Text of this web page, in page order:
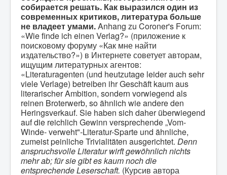
собирается решать. Как выразился один из
современных критиков, литература больше
не владеет умами.Anhang zu Coroner's Forum:
«Wie finde ich einen Verlag?» (приложение к
поисковому форуму «Как мне найти
издательство?») в Интернете советует авторам,
ищущим литературных агентов:
«Literaturagenten (und heutzutage leider auch sehr
viele Verlage) betreiben ihr Geschäft kaum aus
literarischer Ambition, sondern vorwiegend als
reinen Broterwerb, so ähnlich wie andere den
Heringsverkauf. Sie haben sich daher überwiegend
auf die reichlich Gewinn versprechende „Vom-
Winde- verweht"-Literatur-Sparte und ähnliche,
zumeist peinliche Trivialitäten ausgerichtet. Denn
anspruchsvolle Literatur wirft gewöhnlich nichts
mehr ab; für sie gibt es kaum noch die
entsprechende Leserschaft. (Курсив автора